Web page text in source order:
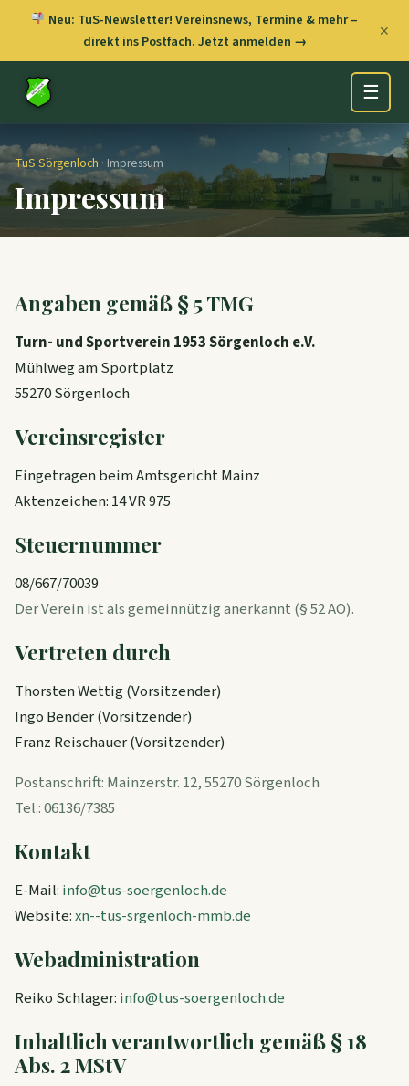
Neu: TuS-Newsletter! Vereinsnews, Termine & mehr –
direkt ins Postfach.Jetzt anmelden →
✕
☰
TuS Sörgenloch · Impressum
Impressum
Angaben gemäß § 5 TMG
Turn- und Sportverein 1953 Sörgenloch e.V.
Mühlweg am Sportplatz
55270 Sörgenloch
Vereinsregister
Eingetragen beim Amtsgericht Mainz
Aktenzeichen: 14 VR 975
Steuernummer
08/667/70039
Der Verein ist als gemeinnützig anerkannt (§ 52 AO).
Vertreten durch
Thorsten Wettig (Vorsitzender)
Ingo Bender (Vorsitzender)
Franz Reischauer (Vorsitzender)
Postanschrift: Mainzerstr. 12, 55270 Sörgenloch
Tel.: 06136/7385
Kontakt
E-Mail: info@tus-soergenloch.de
Website:xn--tus-srgenloch-mmb.de
Webadministration
Reiko Schlager: info@tus-soergenloch.de
Inhaltlich verantwortlich gemäß § 18
Abs. 2 MStV